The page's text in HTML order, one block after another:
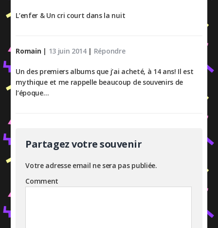
L’enfer & Un cri court dans la nuit
Romain | 13 juin 2014| Répondre
Un des premiers albums que j’ai acheté, à 14 ans! Il est
mythique et me rappelle beaucoup de souvenirs de
l’époque…
Partagez votre souvenir
Votre adresse email ne sera pas publiée.
Comment